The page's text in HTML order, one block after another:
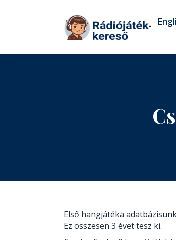
Tovább a tartalomhoz
Első hangjátéka
Ez összesen 3 évet tesz ki.